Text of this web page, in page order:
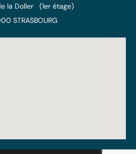
la Doller (1er étage)
STRASBOURG